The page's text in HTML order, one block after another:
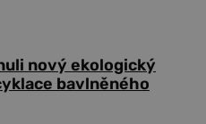
nový ekologický
bavlněného